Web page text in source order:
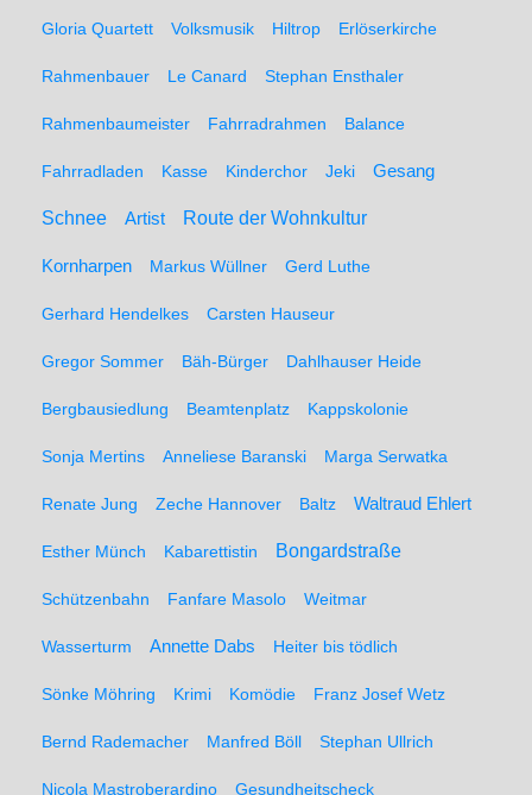
Gloria Quartett Volksmusik Hiltrop Erlöserkirche
Rahmenbauer Le Canard Stephan Ensthaler
Rahmenbaumeister Fahrradrahmen Balance
Fahrradladen Kasse Kinderchor Jeki Gesang
Schnee Artist Route der Wohnkultur
Kornharpen Markus Wüllner Gerd Luthe
Gerhard Hendelkes Carsten Hauseur
Gregor Sommer Bäh-Bürger Dahlhauser Heide
Bergbausiedlung Beamtenplatz Kappskolonie
Sonja Mertins Anneliese Baranski Marga Serwatka
Renate Jung Zeche Hannover Baltz Waltraud Ehlert
Esther Münch Kabarettistin Bongardstraße
Schützenbahn Fanfare Masolo Weitmar
Wasserturm Annette Dabs Heiter bis tödlich
Sönke Möhring Krimi Komödie Franz Josef Wetz
Bernd Rademacher Manfred Böll Stephan Ullrich
Nicola Mastroberardino Gesundheitscheck